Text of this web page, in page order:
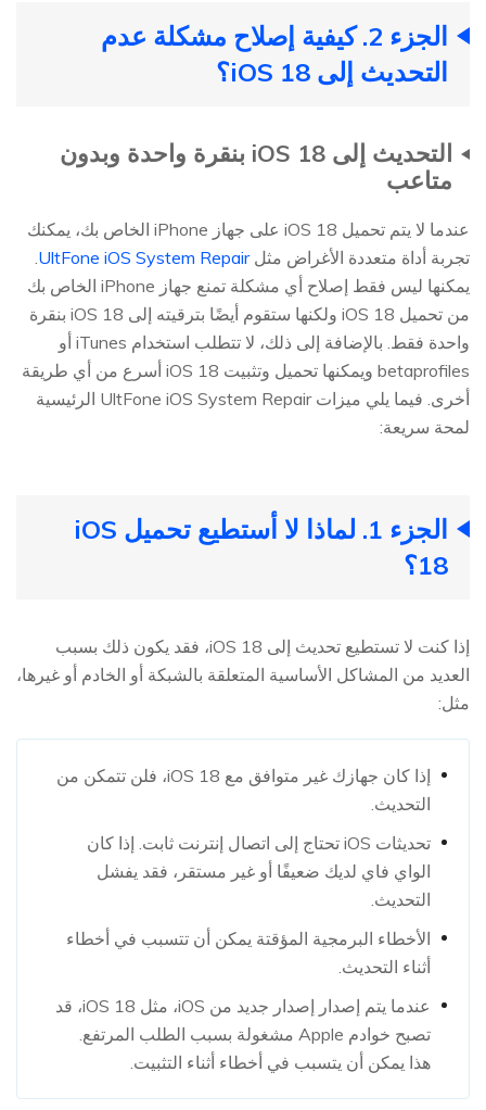
الجزء 2. كيفية إصلاح مشكلة عدم
التحديث إلى iOS 18؟
التحديث إلى iOS 18 بنقرة واحدة وبدون
متاعب
عندما لا يتم تحميل iOS 18 على جهاز iPhone الخاص بك، يمكنك
تجربة أداة متعددة الأغراض مثلUltFone iOS System Repair
.
يمكنها ليس فقط إصلاح أي مشكلة تمنع جهاز iPhone الخاص بك
من تحميل iOS 18 ولكنها ستقوم أيضًا بترقيته إلى iOS 18 بنقرة
واحدة فقط. بالإضافة إلى ذلك، لا تتطلب استخدام iTunes أو
betaprofiles ويمكنها تحميل وتثبيت iOS 18 أسرع من أي طريقة
أخرى. فيما يلي ميزات UltFone iOS System Repair الرئيسية
لمحة سريعة:
الجزء 1. لماذا لا أستطيع تحميل iOS
18؟
إذا كنت لا تستطيع تحديث إلى iOS 18، فقد يكون ذلك بسبب
العديد من المشاكل الأساسية المتعلقة بالشبكة أو الخادم أو غيرها،
مثل:
إذا كان جهازك غير متوافق مع iOS 18، فلن تتمكن من
التحديث.
تحديثات iOS تحتاج إلى اتصال إنترنت ثابت. إذا كان
الواي فاي لديك ضعيفًا أو غير مستقر، فقد يفشل
التحديث.
الأخطاء البرمجية المؤقتة يمكن أن تتسبب في أخطاء
أثناء التحديث.
عندما يتم إصدار إصدار جديد من iOS، مثل iOS 18، قد
تصبح خوادم Apple مشغولة بسبب الطلب المرتفع.
هذا يمكن أن يتسبب في أخطاء أثناء التثبيت.